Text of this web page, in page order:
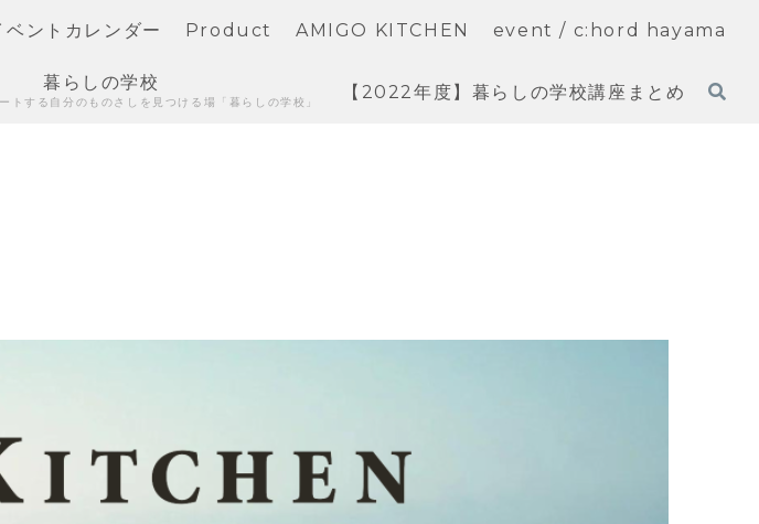
ベントカレンダー Product AMIGO KITCHEN event / c:hord hayama
暮らしの学校
トする自分のものさしを見つける場「暮らしの学校」 【2022年度】暮らしの学校講座まとめ